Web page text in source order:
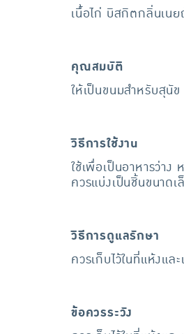
เนื้อไก่ บิสกิตกลิ่นเน
คุณสมบัติ
ให้เป็นขนมสำหรับสุนัข
วิธีการใช้งาน
ใช้เพื่อเป็นอาหารว่าง
ควรแบ่งเป็นชิ้นขนาด
วิธีการดูแลรักษา
ควรเก็บไว้ในที่แห้งแล
ข้อควรระวัง